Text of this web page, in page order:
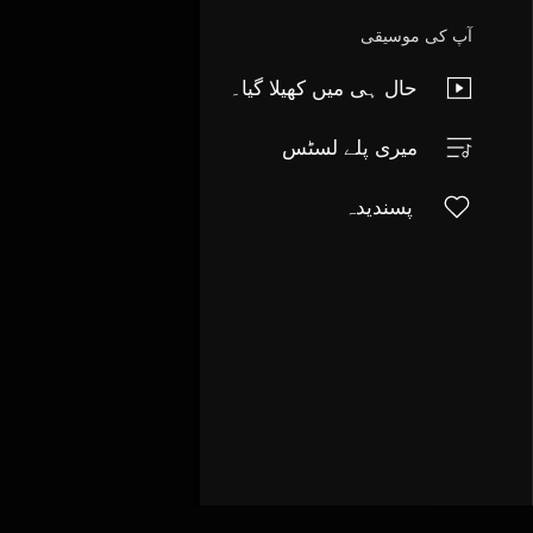
آپ کی موسیقی
حال ہی میں کھیلا گیا۔
میری پلے لسٹس
پسندیدہ